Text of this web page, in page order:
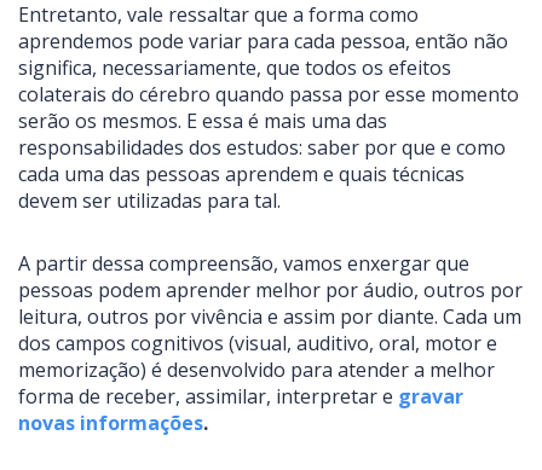
Entretanto, vale ressaltar que a forma como
aprendemos pode variar para cada pessoa, então não
significa, necessariamente, que todos os efeitos
colaterais do cérebro quando passa por esse momento
serão os mesmos. E essa é mais uma das
responsabilidades dos estudos: saber por que e como
cada uma das pessoas aprendem e quais técnicas
devem ser utilizadas para tal.
A partir dessa compreensão, vamos enxergar que
pessoas podem aprender melhor por áudio, outros por
leitura, outros por vivência e assim por diante. Cada um
dos campos cognitivos (visual, auditivo, oral, motor e
memorização) é desenvolvido para atender a melhor
forma de receber, assimilar, interpretar e gravar
novas informações.